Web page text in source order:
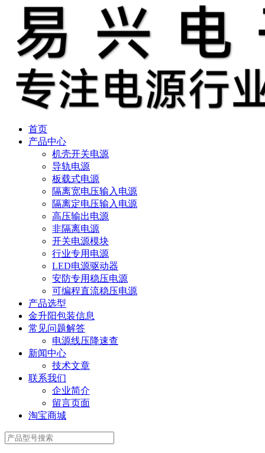
首页
产品中心
机壳开关电源
导轨电源
板载式电源
隔离宽电压输入电源
隔离定电压输入电源
高压输出电源
非隔离电源
开关电源模块
行业专用电源
LED电源驱动器
安防专用稳压电源
可编程直流稳压电源
产品选型
金升阳包装信息
常见问题解答
电源线压降速查
新闻中心
技术文章
联系我们
企业简介
留言页面
淘宝商城